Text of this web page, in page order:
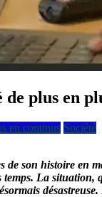
plus en
en continus Société
de son histoire en
La